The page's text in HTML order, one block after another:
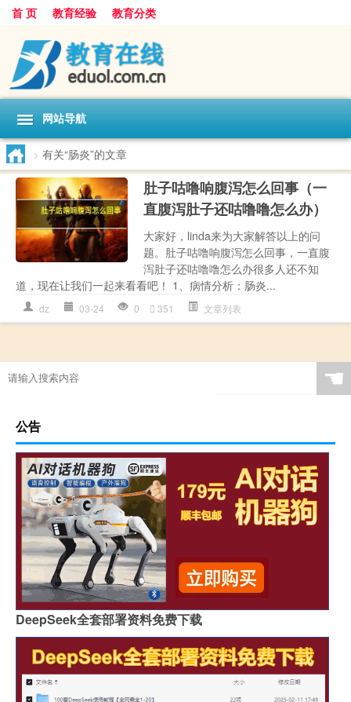
首 页 教育经验 教育分类
网站导航
> 有关“肠炎”的文章
肚子咕噜响腹泻怎么回事（一
直腹泻肚子还咕噜噜怎么办）
大家好，linda来为大家解答以上的问
题。肚子咕噜响腹泻怎么回事，一直腹
泻肚子还咕噜噜怎么办很多人还不知
道，现在让我们一起来看看吧！ 1、病情分析：肠炎...
dz 03-24 0 351 文章列表
☚
公告
DeepSeek全套部署资料免费下载